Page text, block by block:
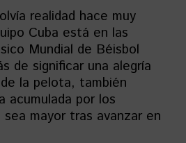
realidad hace muy
Cuba está en las
Mundial de Béisbol
de significar una alegría
la pelota, también
acumulada por los
mayor tras avanzar en